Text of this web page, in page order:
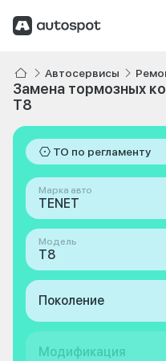
Автосервисы
Замена тормозных
T8
ТО по регламенту
Марка авто
TENET
Модель
T8
Поколение
Модификация